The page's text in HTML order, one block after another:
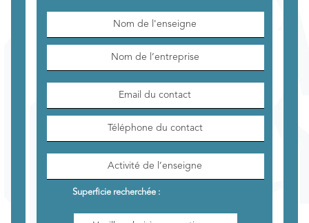
Superficie recherchée :